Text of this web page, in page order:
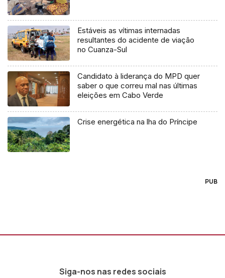
Estáveis as vítimas internadas
resultantes do acidente de viação
no Cuanza-Sul
Candidato à liderança do MPD quer
saber o que correu mal nas últimas
eleições em Cabo Verde
Crise energética na lha do Príncipe
PUB
Siga-nos nas redes sociais